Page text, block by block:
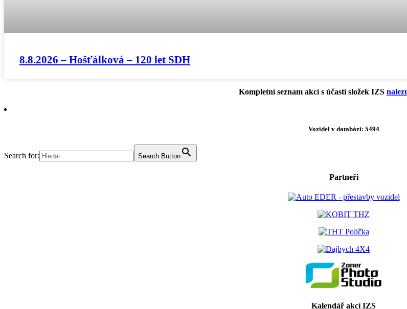
8.8.2026 – Hošťálková – 120 let SDH
Kompletní seznam akcí s účastí složek IZS
Vozidel v databázi: 5494
Search for: Search Button
Partneři
Kalendář akcí IZS